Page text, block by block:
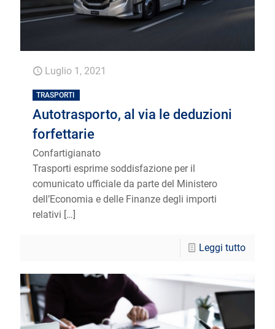
Luglio 1, 2021
TRASPORTI
Autotrasporto, al via le deduzioni
forfettarie
Confartigianato
Trasporti esprime soddisfazione per il
comunicato ufficiale da parte del Ministero
dell’Economia e delle Finanze degli importi
relativi […]
Leggi tutto